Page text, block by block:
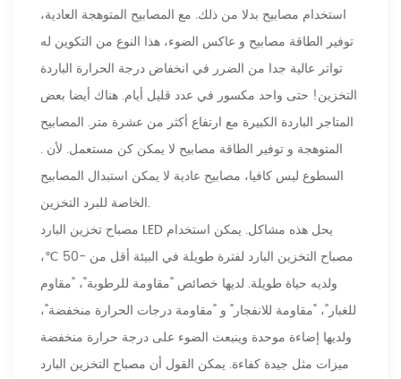
استخدام مصابيح بدلا من ذلك. مع المصابيح المتوهجة العادية،
توفير الطاقة مصابيح و عاكس الضوء، هذا النوع من التكوين له
تواتر عالية جدا من الضرر في انخفاض درجة الحرارة الباردة
التخزين! حتى واحد مكسور في عدد قليل أيام. هناك أيضا بعض
المتاجر الباردة الكبيرة مع ارتفاع أكثر من عشرة متر. المصابيح
المتوهجة و توفير الطاقة مصابيح لا يمكن كن مستعمل. لأن .
السطوع ليس كافيا، مصابيح عادية لا يمكن استبدال المصابيح
الخاصة للبرد التخزين.
مصباح تخزين البارد LED يحل هذه مشاكل. يمكن استخدام
مصباح التخزين البارد لفترة طويلة في البيئة أقل من -50 ℃،
ولديه حياة طويلة. لديها خصائص "مقاومة للرطوبة"، "مقاوم
للغبار"، "مقاومة للانفجار" و "مقاومة درجات الحرارة منخفضة"،
ولديها إضاءة موحدة وينبعث الضوء على درجة حرارة منخفضة
ميزات مثل جيدة كفاءة. يمكن القول أن مصباح التخزين البارد